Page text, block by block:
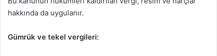
hakkında da uygulanır.
Gümrük ve tekel vergileri: